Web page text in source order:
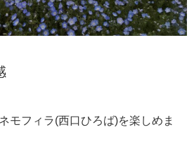
モフィラ(西口ひろば)を楽しめま